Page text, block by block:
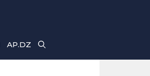
AP.DZ